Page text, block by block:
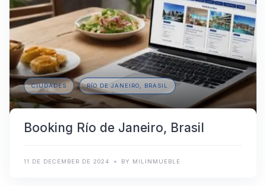
CIUDADES RÍO DE JANEIRO, BRASIL
Booking Río de Janeiro, Brasil
11 DE DECEMBER DE 2024 BY MILINMUEBLE